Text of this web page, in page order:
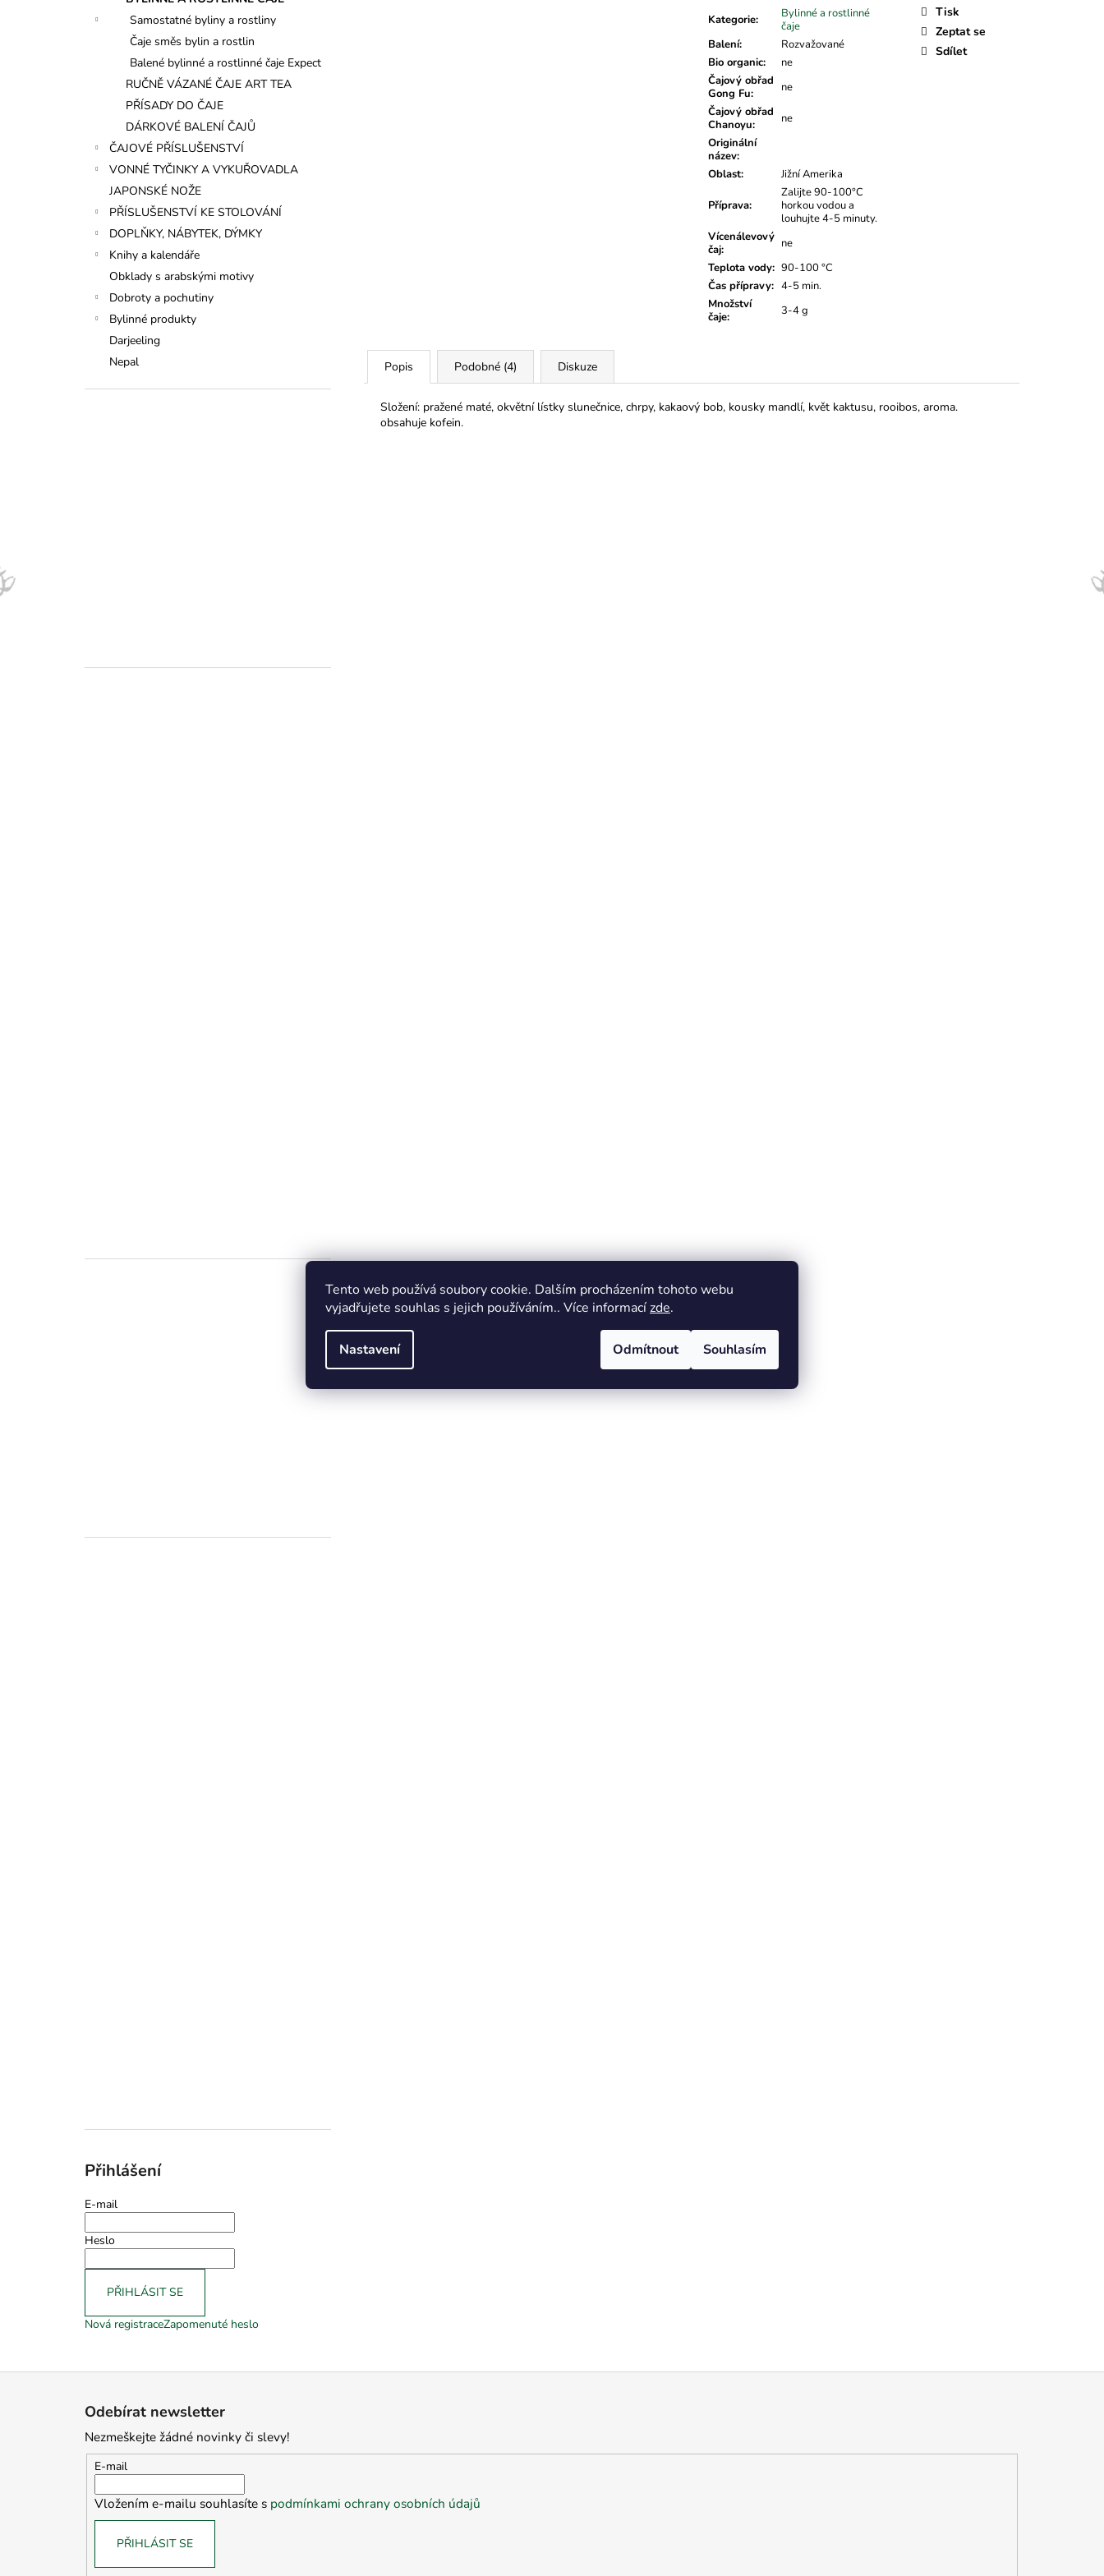
Tento web používá soubory cookie. Dalším procházením tohoto webu
vyjadřujete souhlas s jejich používáním.. Více informacízde.
Nastavení Odmítnout Souhlasím
Samostatné byliny a rostliny
Čaje směs bylin a rostlin
Balené bylinné a rostlinné čaje Expect
RUČNĚ VÁZANÉ ČAJE ART TEA
PŘÍSADY DO ČAJE
DÁRKOVÉ BALENÍ ČAJŮ
ČAJOVÉ PŘÍSLUŠENSTVÍ
VONNÉ TYČINKY A VYKUŘOVADLA
JAPONSKÉ NOŽE
PŘÍSLUŠENSTVÍ KE STOLOVÁNÍ
DOPLŇKY, NÁBYTEK, DÝMKY
Knihy a kalendáře
Obklady s arabskými motivy
Dobroty a pochutiny
Bylinné produkty
Darjeeling
Nepal
Přihlášení
E-mail
Heslo
PŘIHLÁSIT SE
Nová registraceZapomenuté heslo
Kategorie:
Bylinné a rostlinné
čaje
Balení:
Rozvažované
Bio organic:
ne
Čajový obřad
Gong Fu:
ne
Čajový obřad
Chanoyu:
ne
Originální
název:
Oblast: Jižní Amerika
Příprava:
Zalijte 90-100°C
horkou vodou a
louhujte 4-5 minuty.
Vícenálevový
čaj:
ne
Teplota vody: 90-100 °C
Čas přípravy: 4-5 min.
Množství
čaje: 3-4 g
Tisk
Zeptat se
Sdílet
Popis Podobné (4) Diskuze
Složení: pražené maté, okvětní lístky slunečnice, chrpy, kakaový bob, kousky mandlí, květ kaktusu, rooibos, aroma.
obsahuje kofein.
Odebírat newsletter
Nezmeškejte žádné novinky či slevy!
E-mail
Vložením e-mailu souhlasíte s podmínkami ochrany osobních údajů
PŘIHLÁSIT SE